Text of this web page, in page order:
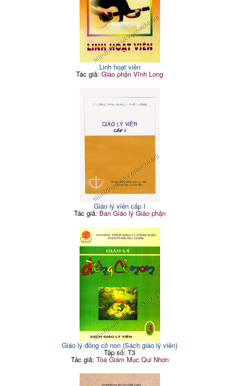
Linh hoạt viên
Tác giả:Giáo phận Vĩnh Long
Giáo lý viên cấp I
Tác giả: Ban Giáo lý Giáo phận
Giáo lý đồng cỏ non (Sách giáo lý viên)
Tập số: T3
Tác giả: Tòa Giám Mục Qui Nhơn